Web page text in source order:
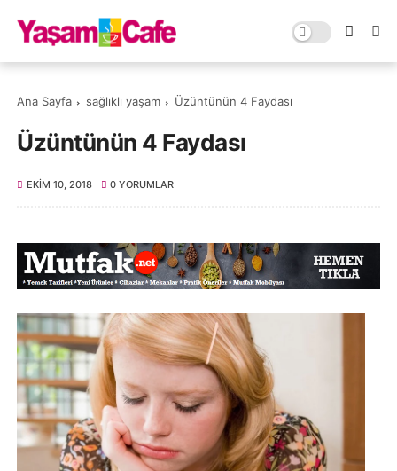
Ana Sayfa sağlıklı yaşam Üzüntünün 4 Faydası
Üzüntünün 4 Faydası
EKIM 10, 2018 0 YORUMLAR